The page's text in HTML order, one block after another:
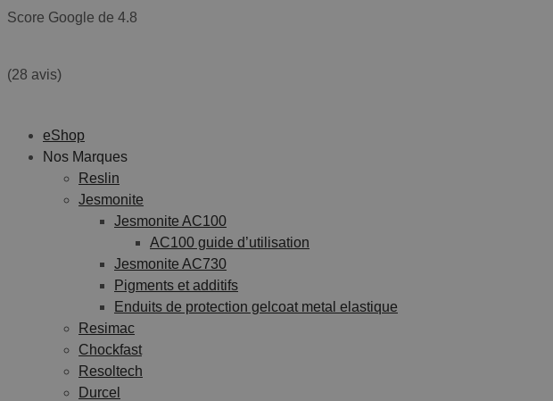
Aller
Score Google de 4.8
(28 avis)
eShop
Nos Marques
Reslin
Jesmonite
Jesmonite AC100
AC100 guide d’utilisation
Jesmonite AC730
Pigments et additifs
Enduits de protection gelcoat metal elastique
Resimac
Chockfast
Resoltech
Durcel